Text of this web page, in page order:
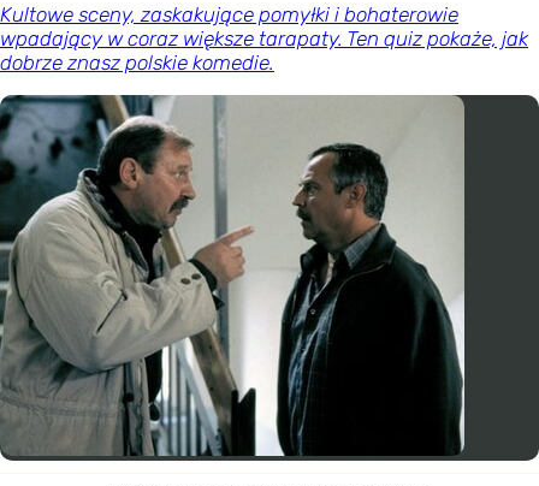
Kultowe sceny, zaskakujące pomyłki i bohaterowie
wpadający w coraz większe tarapaty. Ten quiz pokaże, jak
dobrze znasz polskie komedie.